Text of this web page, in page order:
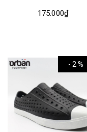
175.000₫
- 2 %